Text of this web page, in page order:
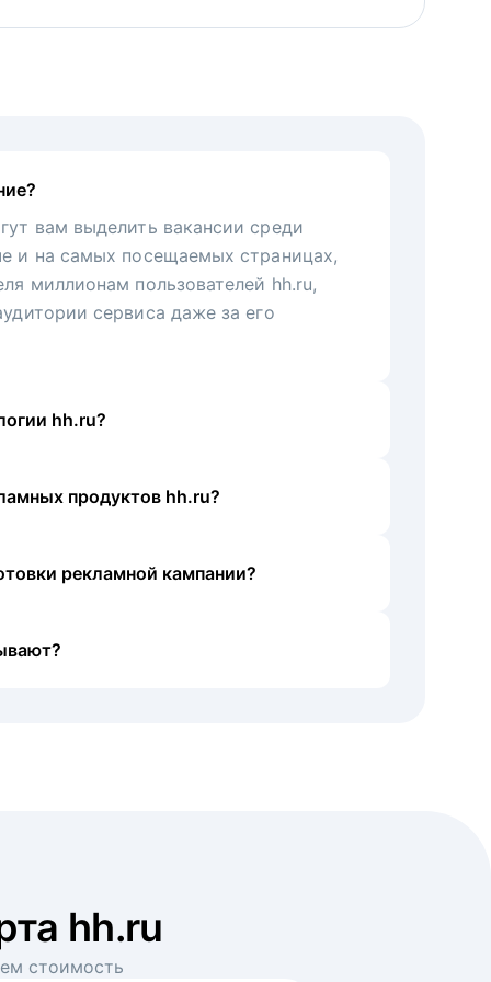
вам выделить вакансии среди
и на самых посещаемых страницах,
миллионам пользователей hh.ru,
сервиса даже за его
hh.ru?
продуктов hh.ru?
рекламной кампании?
hh.ru
стоимость